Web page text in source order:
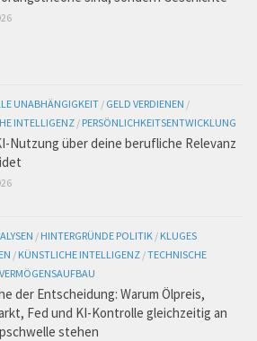
UNABHÄNGIGKEIT / GELD VERDIENEN /
INTELLIGENZ / PERSÖNLICHKEITSENTWICKLUNG
Nutzung über deine berufliche Relevanz
/ HINTERGRÜNDE POLITIK / KLUGES
/ KÜNSTLICHE INTELLIGENZ /TECHNISCHE
VERMÖGENSAUFBAU
der Entscheidung: Warum Ölpreis,
Fed und KI-Kontrolle gleichzeitig an
stehen